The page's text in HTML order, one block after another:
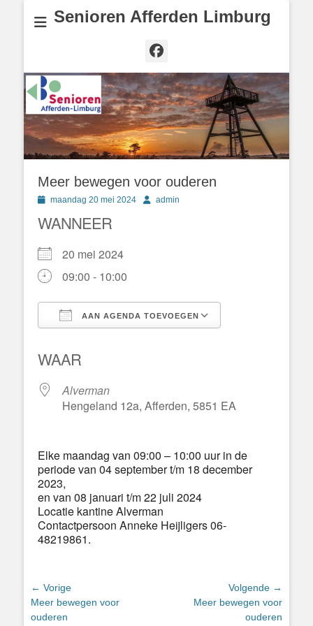
Senioren Afferden Limburg
Facebook
Meer bewegen voor ouderen
Geplaatst
maandag 20 mei 2024 Authoradmin
WANNEER
20 mei 2024
09:00 - 10:00
AAN AGENDA TOEVOEGEN
WAAR
Alverman
Hengeland 12a, Afferden, 5851 EA
Elke maandag van 09:00 – 10:00 uur in de
periode van 04 september t/m 18 december
2023,
en van 08 januari t/m 22 juli 2024
Locatie kantine Alverman
Contactpersoon Anneke Heijligers 06-
48219861.
Bericht
navigatie
← Vorige
Vorig
bericht:
Meer bewegen voor
ouderen
Volgende →
Meer bewegen voor
ouderen